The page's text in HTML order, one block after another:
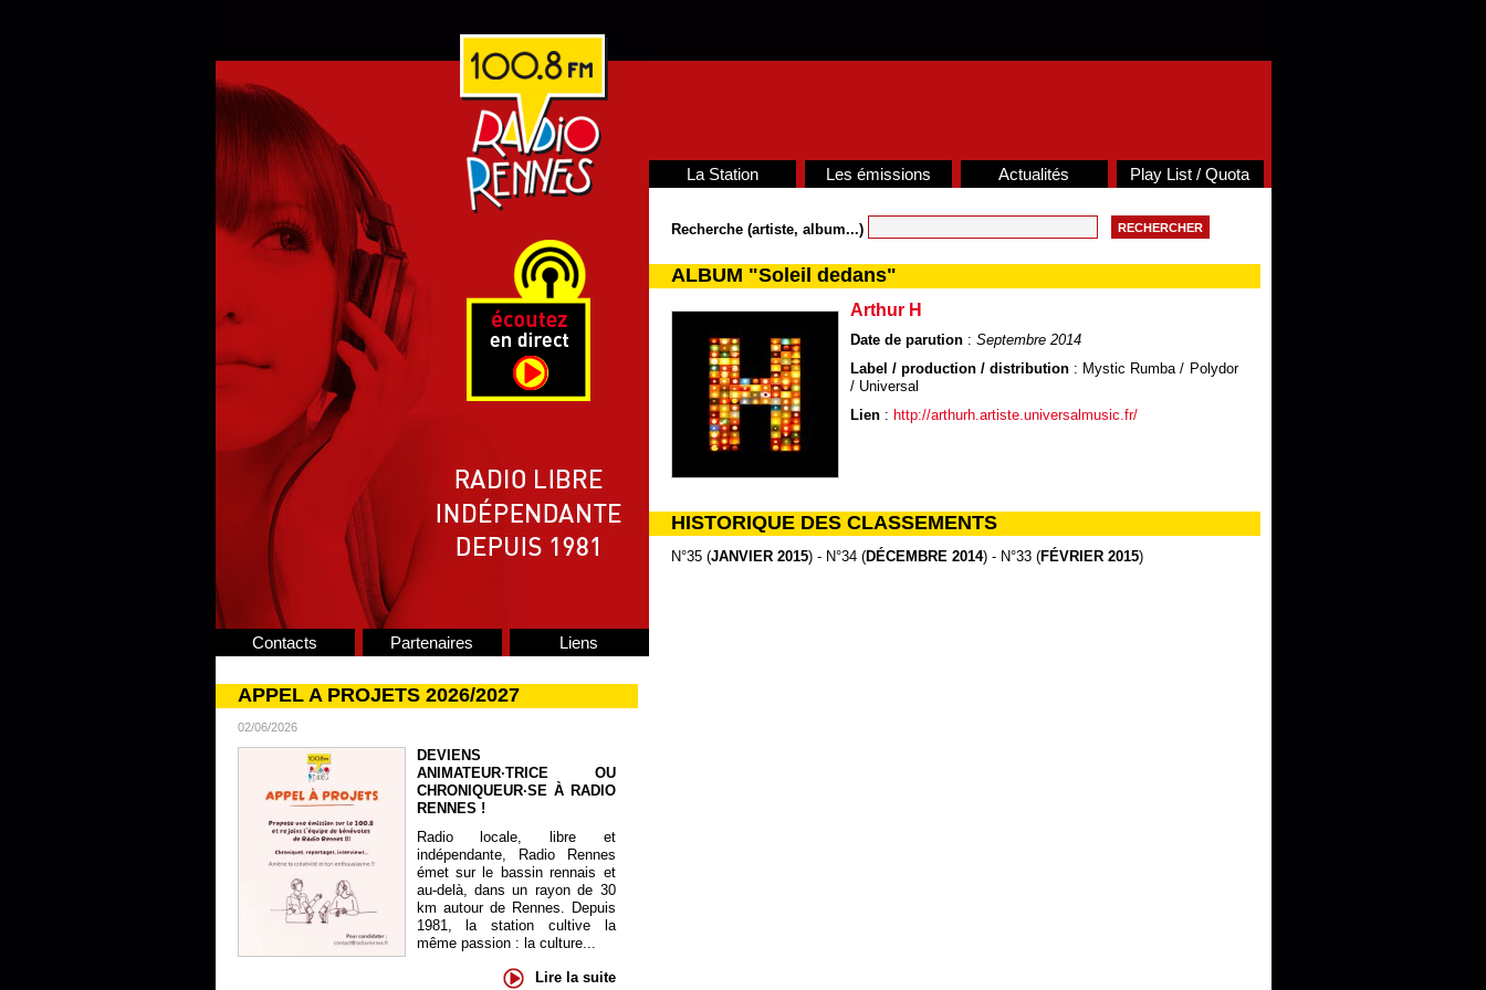
Contacts Partenaires Liens
APPEL A PROJETS 2026/2027
02/06/2026
DEVIENS
ANIMATEUR·TRICE OU
CHRONIQUEUR·SE À RADIO
RENNES !
Radio locale, libre et
indépendante, Radio Rennes
émet sur le bassin rennais et
au-delà, dans un rayon de 30
km autour de Rennes. Depuis
1981, la station cultive la
même passion : la culture...
Lire la suite
La Station Les émissions Actualités Play List / Quota
Recherche (artiste, album...)
ALBUM "Soleil dedans"
Arthur H
Date de parution: Septembre 2014
Label / production / distribution: Mystic Rumba / Polydor
/ Universal
Lien: http://arthurh.artiste.universalmusic.fr/
HISTORIQUE DES CLASSEMENTS
N°35 (JANVIER 2015) - N°34 (DÉCEMBRE 2014) - N°33 (FÉVRIER 2015)